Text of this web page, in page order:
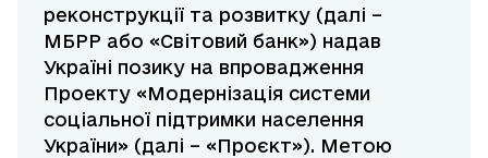
реконструкції та розвитку (далі –
МБРР або «Світовий банк») надав
Україні позику на впровадження
Проекту «Модернізація системи
соціальної підтримки населення
України» (далі – «Проєкт»). Метою